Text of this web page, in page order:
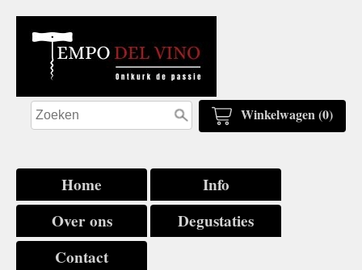
Winkelwagen (0)
Home
Info
Over ons
Degustaties
Contact